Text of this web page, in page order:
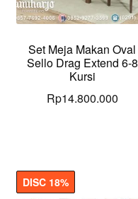
Set Meja Makan Oval
Sello Drag Extend 6-8
Kursi
Rp14.800.000
DISC 18%